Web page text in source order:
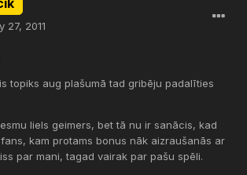
27, 2011
topiks aug plašumā tad gribēju padalīties
liels geimers, bet tā nu ir sanācis, kad
fans, kam protams bonus nāk aizraušanās ar
par mani, tagad vairak par pašu spēli.